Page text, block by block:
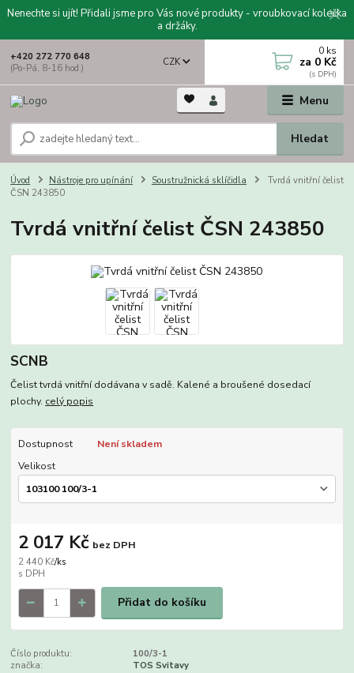
Nenechte si ujít! Přidali jsme pro Vás nové produkty - vroubkovací kolečka
a držáky.
Menu
CZK
Hledat
+420 272 770 648
(Po-Pá, 8-16 hod.)
0 ks
za 0 Kč
Úvod Nástroje pro upínání Soustružnická sklíčidla
Tvrdá vnitřní čelist
ČSN 243850
Tvrdá vnitřní čelist ČSN 243850
SCNB
Čelist tvrdá vnitřní dodávana v sadě. Kalené a broušené dosedací
plochy. celý popis
Dostupnost
Není skladem
Velikost
2 440 Kč/ks
2 017 Kč bez DPH
Přidat do košíku
Číslo produktu:
100/3-1
značka:
TOS Svitavy